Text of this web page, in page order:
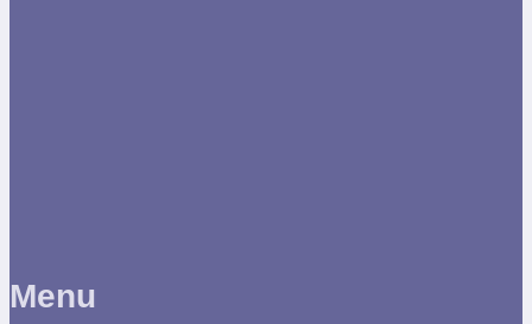
Menu